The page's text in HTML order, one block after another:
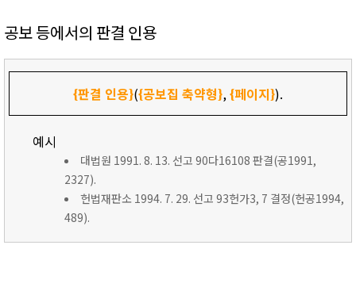
공보 등에서의 판결 인용
{판결 인용}({공보집 축약형},{페이지}).
예시
대법원 1991. 8. 13. 선고 90다16108 판결(공1991,
2327).
헌법재판소 1994. 7. 29. 선고 93헌가3, 7 결정(헌공1994,
489).